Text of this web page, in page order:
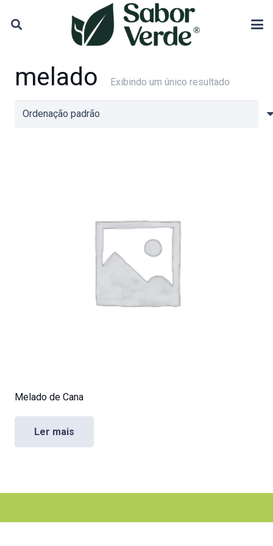
melado Exibindo um único resultado
Melado de Cana
Ler mais